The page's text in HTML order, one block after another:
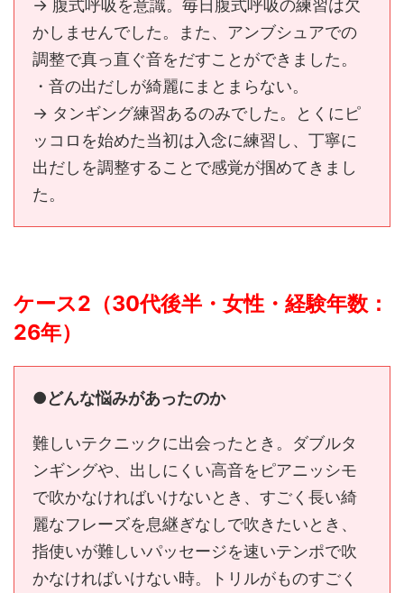
→ 腹式呼吸を意識。毎日腹式呼吸の練習は欠
かしませんでした。また、アンブシュアでの
調整で真っ直ぐ音をだすことができました。
・音の出だしが綺麗にまとまらない。
→ タンギング練習あるのみでした。とくにピ
ッコロを始めた当初は入念に練習し、丁寧に
出だしを調整することで感覚が掴めてきまし
た。
ケース2（30代後半・女性・経験年数：
26年）
●どんな悩みがあったのか
難しいテクニックに出会ったとき。ダブルタ
ンギングや、出しにくい高音をピアニッシモ
で吹かなければいけないとき、すごく長い綺
麗なフレーズを息継ぎなしで吹きたいとき、
指使いが難しいパッセージを速いテンポで吹
かなければいけない時。トリルがものすごく